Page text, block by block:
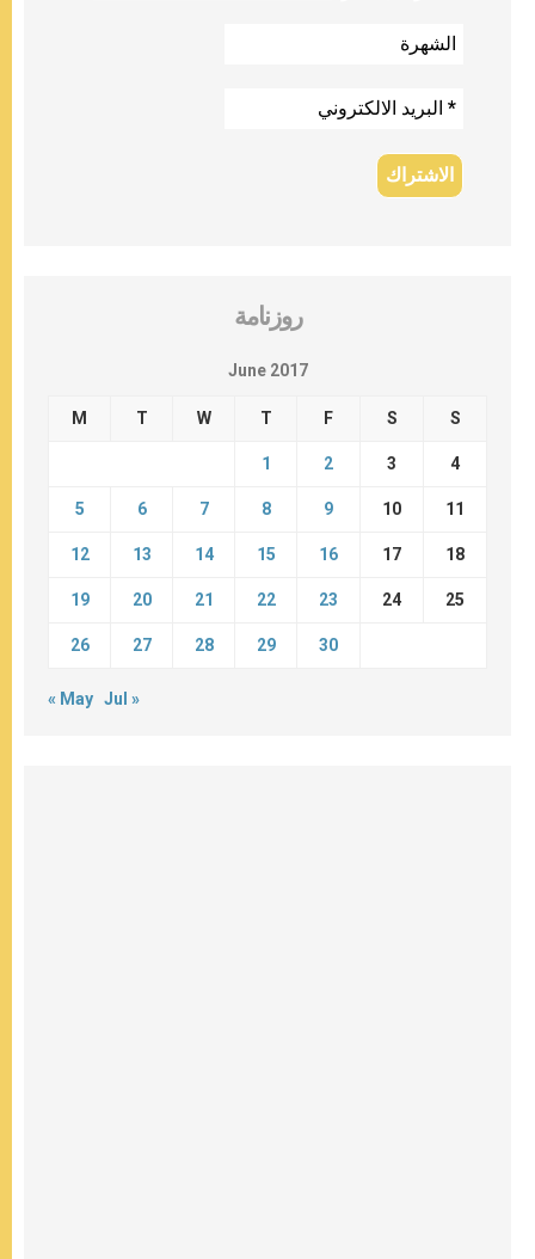
روزنامة
June 2017
M T W T F S S
1 2 3 4
5 6 7 8 9 10 11
12 13 14 15 16 17 18
19 20 21 22 23 24 25
26 27 28 29 30
« May Jul »